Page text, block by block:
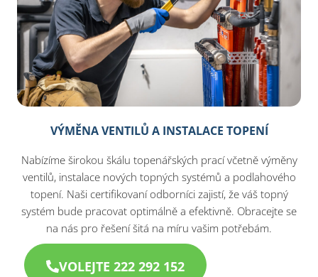
VÝMĚNA VENTILŮ A INSTALACE TOPENÍ
Nabízíme širokou škálu topenářských prací včetně výměny
ventilů, instalace nových topných systémů a podlahového
topení. Naši certifikovaní odborníci zajistí, že váš topný
systém bude pracovat optimálně a efektivně. Obracejte se
na nás pro řešení šitá na míru vašim potřebám.
VOLEJTE 222 292 152